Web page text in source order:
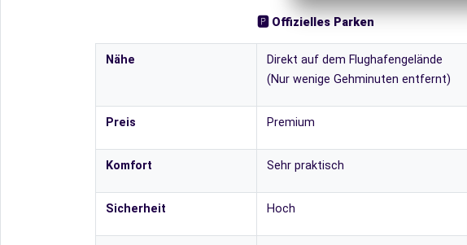
🅿️ Offizielles Parken
Nähe
Direkt auf dem Flughafengelände
(Nur wenige Gehminuten entfernt)
Preis Premium
Komfort Sehr praktisch
Sicherheit Hoch